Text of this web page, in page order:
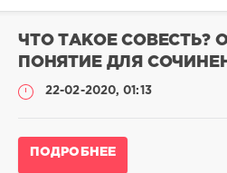
admina
0
0
ЧТО ТАКОЕ СОВЕСТЬ?
ПОНЯТИЕ ДЛЯ
22-02-2020, 01:13
Определение
ПОДРОБНЕЕ